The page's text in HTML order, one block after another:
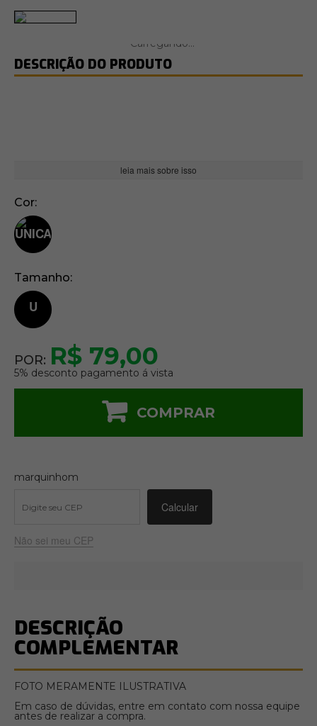
DESCRIÇÃO DO PRODUTO
leia mais sobre isso
Cor
Tamanho
U
POR: R$ 79,00
5% desconto pagamento á vista
COMPRAR
marquinhom
Não sei meu CEP
DESCRIÇÃO
COMPLEMENTAR
FOTO MERAMENTE ILUSTRATIVA
Em caso de dúvidas, entre em contato com nossa equipe
antes de realizar a compra.